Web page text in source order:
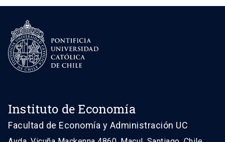
Instituto de Economía
Facultad de Economía y Administración UC